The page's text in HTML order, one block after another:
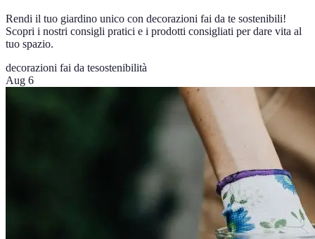
Rendi il tuo giardino unico con decorazioni fai da te sostenibili!
Scopri i nostri consigli pratici e i prodotti consigliati per dare vita al
tuo spazio.
decorazioni fai da tesostenibilità
Aug 6